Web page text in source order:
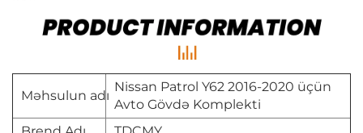
Məhsulun adı
Nissan Patrol Y62 2016-2020 üçün
Avto Gövdə Komplekti